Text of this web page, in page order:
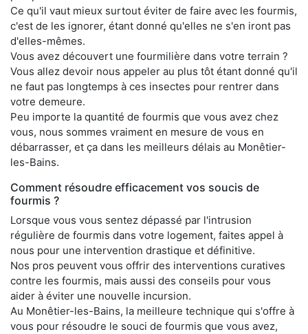
Ce qu'il vaut mieux surtout éviter de faire avec les fourmis,
c'est de les ignorer, étant donné qu'elles ne s'en iront pas
d'elles-mêmes.
Vous avez découvert une fourmilière dans votre terrain ?
Vous allez devoir nous appeler au plus tôt étant donné qu'il
ne faut pas longtemps à ces insectes pour rentrer dans
votre demeure.
Peu importe la quantité de fourmis que vous avez chez
vous, nous sommes vraiment en mesure de vous en
débarrasser, et ça dans les meilleurs délais au Monêtier-
les-Bains.
Comment résoudre efficacement vos soucis de
fourmis ?
Lorsque vous vous sentez dépassé par l'intrusion
régulière de fourmis dans votre logement, faites appel à
nous pour une intervention drastique et définitive.
Nos pros peuvent vous offrir des interventions curatives
contre les fourmis, mais aussi des conseils pour vous
aider à éviter une nouvelle incursion.
Au Monêtier-les-Bains, la meilleure technique qui s'offre à
vous pour résoudre le souci de fourmis que vous avez,